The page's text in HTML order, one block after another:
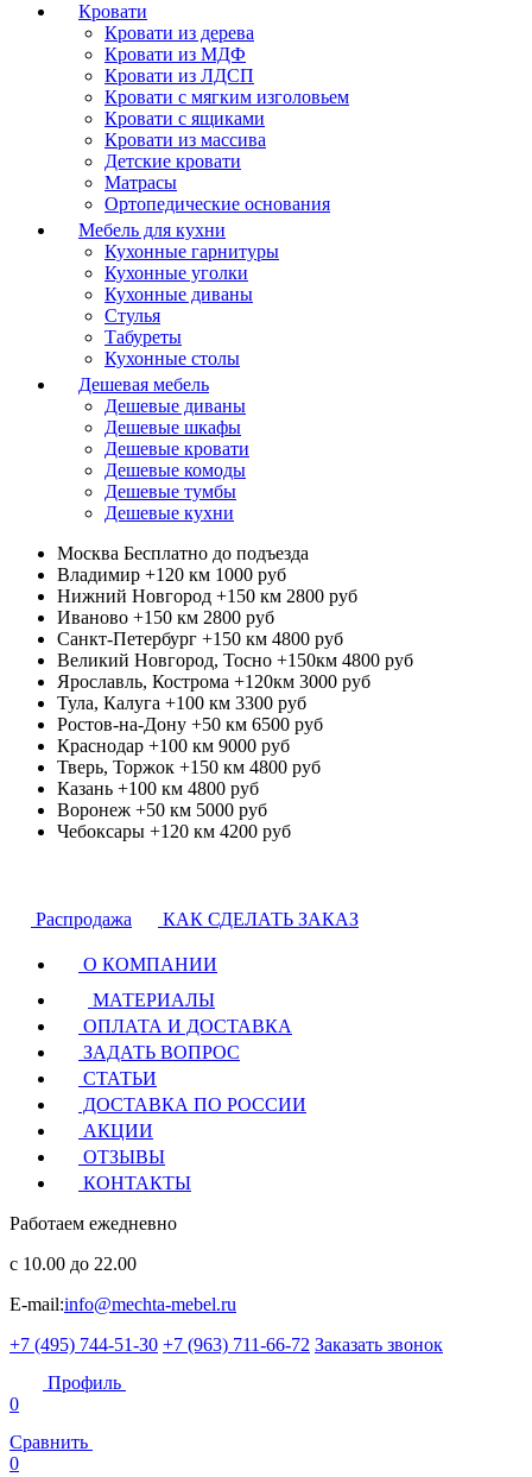
Кровати
Кровати из дерева
Кровати из МДФ
Кровати из ЛДСП
Кровати с мягким изголовьем
Кровати с ящиками
Кровати из массива
Детские кровати
Матрасы
Ортопедические основания
Мебель для кухни
Кухонные гарнитуры
Кухонные уголки
Кухонные диваны
Стулья
Табуреты
Кухонные столы
Дешевая мебель
Дешевые диваны
Дешевые шкафы
Дешевые кровати
Дешевые комоды
Дешевые тумбы
Дешевые кухни
Москва Бесплатно до подъезда
Владимир +120 км 1000 руб
Нижний Новгород +150 км 2800 руб
Иваново +150 км 2800 руб
Санкт-Петербург +150 км 4800 руб
Великий Новгород, Тосно +150км 4800 руб
Ярославль, Кострома +120км 3000 руб
Тула, Калуга +100 км 3300 руб
Ростов-на-Дону +50 км 6500 руб
Краснодар +100 км 9000 руб
Тверь, Торжок +150 км 4800 руб
Казань +100 км 4800 руб
Воронеж +50 км 5000 руб
Чебоксары +120 км 4200 руб
Распродажа КАК СДЕЛАТЬ ЗАКАЗ
О КОМПАНИИ
МАТЕРИАЛЫ
ОПЛАТА И ДОСТАВКА
ЗАДАТЬ ВОПРОС
СТАТЬИ
ДОСТАВКА ПО РОССИИ
АКЦИИ
ОТЗЫВЫ
КОНТАКТЫ
Работаем ежедневно
с 10.00 до 22.00
E-mail:info@mechta-mebel.ru
+7 (495) 744-51-30 +7 (963) 711-66-72 Заказать звонок
Профиль
0
Сравнить
0